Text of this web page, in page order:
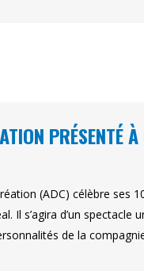
PRÉSENTÉ
(ADC) célèbre ses
Il s’agira d’un
de la